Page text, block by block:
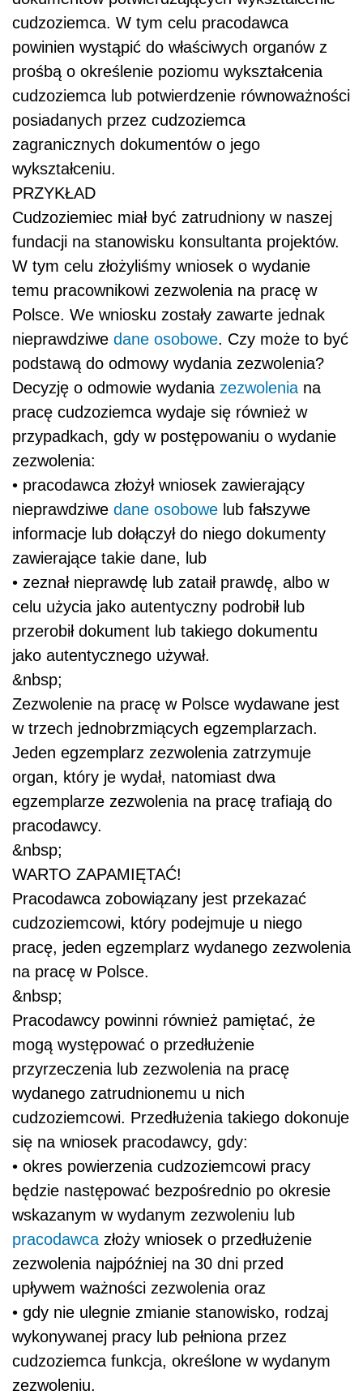
cudzoziemca. W tym celu pracodawca
powinien wystąpić do właściwych organów z
prośbą o określenie poziomu wykształcenia
cudzoziemca lub potwierdzenie równoważności
posiadanych przez cudzoziemca
zagranicznych dokumentów o jego
wykształceniu.
PRZYKŁAD
Cudzoziemiec miał być zatrudniony w naszej
fundacji na stanowisku konsultanta projektów.
W tym celu złożyliśmy wniosek o wydanie
temu pracownikowi zezwolenia na pracę w
Polsce. We wniosku zostały zawarte jednak
nieprawdziwe dane osobowe. Czy może to być
podstawą do odmowy wydania zezwolenia?
Decyzję o odmowie wydania zezwolenia na
pracę cudzoziemca wydaje się również w
przypadkach, gdy w postępowaniu o wydanie
zezwolenia:
• pracodawca złożył wniosek zawierający
nieprawdziwe dane osobowe lub fałszywe
informacje lub dołączył do niego dokumenty
zawierające takie dane, lub
• zeznał nieprawdę lub zataił prawdę, albo w
celu użycia jako autentyczny podrobił lub
przerobił dokument lub takiego dokumentu
jako autentycznego używał.
&nbsp;
Zezwolenie na pracę w Polsce wydawane jest
w trzech jednobrzmiących egzemplarzach.
Jeden egzemplarz zezwolenia zatrzymuje
organ, który je wydał, natomiast dwa
egzemplarze zezwolenia na pracę trafiają do
pracodawcy.
&nbsp;
WARTO ZAPAMIĘTAĆ!
Pracodawca zobowiązany jest przekazać
cudzoziemcowi, który podejmuje u niego
pracę, jeden egzemplarz wydanego zezwolenia
na pracę w Polsce.
&nbsp;
Pracodawcy powinni również pamiętać, że
mogą występować o przedłużenie
przyrzeczenia lub zezwolenia na pracę
wydanego zatrudnionemu u nich
cudzoziemcowi. Przedłużenia takiego dokonuje
się na wniosek pracodawcy, gdy:
• okres powierzenia cudzoziemcowi pracy
będzie następować bezpośrednio po okresie
wskazanym w wydanym zezwoleniu lub
pracodawca złoży wniosek o przedłużenie
zezwolenia najpóźniej na 30 dni przed
upływem ważności zezwolenia oraz
• gdy nie ulegnie zmianie stanowisko, rodzaj
wykonywanej pracy lub pełniona przez
cudzoziemca funkcja, określone w wydanym
zezwoleniu.